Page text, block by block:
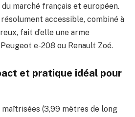
marché français et européen.
accessible, combiné à
fait d’elle une arme
e-208 ou Renault Zoé.
et pratique idéal pour
maîtrisées (3,99 mètres de long